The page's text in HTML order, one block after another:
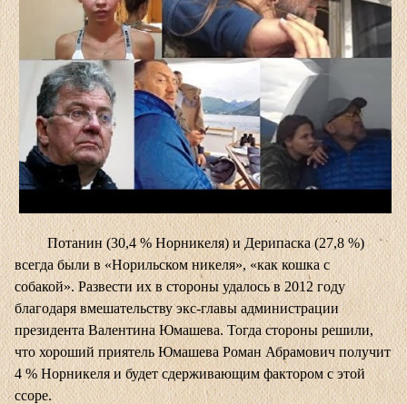
Потанин (30,4 % Норникеля) и Дерипаска (27,8 %)
всегда были в «Норильском никеля», «как кошка с
собакой». Развести их в стороны удалось в 2012 году
благодаря вмешательству экс-главы администрации
президента Валентина Юмашева. Тогда стороны решили,
что хороший приятель Юмашева Роман Абрамович получит
4 % Норникеля и будет сдерживающим фактором с этой
ссоре.